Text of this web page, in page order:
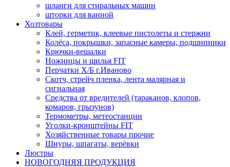
шланги для стиральных машин
шторки для ванной
Хозтовары
Клей, герметик, клеевые пистолеты и стержни
Колёса, покрышки, запасные камеры, подшипники
Крючки-вешалки
Ножницы и шилья FIT
Перчатки Х/Б г.Иваново
Скотч, стрейч пленка, лента малярная и
сигнальная
Средства от вредителей (тараканов, клопов,
комаров, грызунов)
Термометры, метеостанции
Уголки-кронштейны FIT
Хозяйственные товары прочие
Шнуры, шпагаты, верёвки
Люстры
НОВОГОДНЯЯ ПРОДУКЦИЯ